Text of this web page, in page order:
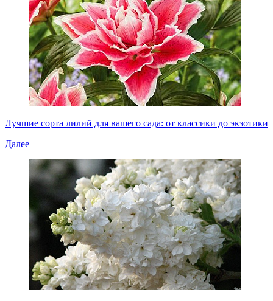
Лучшие сорта лилий для вашего сада: от классики до экзотики
Далее